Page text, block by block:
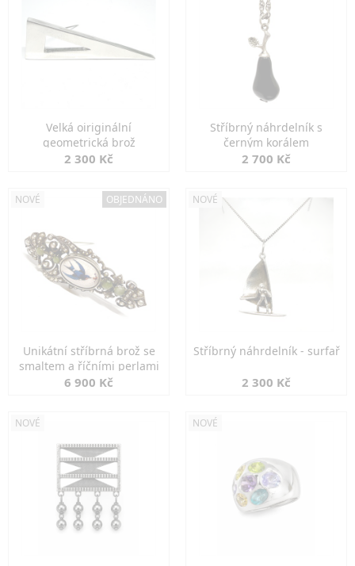
Velká oiriginální
geometrická brož
2 300 Kč
Stříbrný náhrdelník s
černým korálem
2 700 Kč
NOVÉ OBJEDNÁNO
Unikátní stříbrná brož se
smaltem a říčními perlami
6 900 Kč
NOVÉ
Stříbrný náhrdelník - surfař
2 300 Kč
NOVÉ NOVÉ